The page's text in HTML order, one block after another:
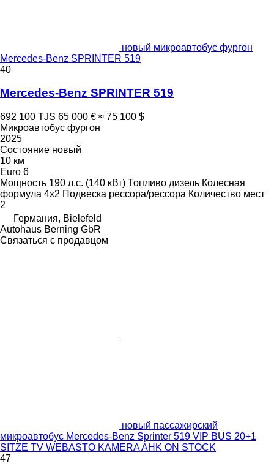
новый микроавтобус фургон
Mercedes-Benz SPRINTER 519
40
Mercedes-Benz SPRINTER 519
692 100 TJS 65 000 € ≈ 75 100 $
Микроавтобус фургон
2025
Состояние новый
10 км
Euro 6
Мощность 190 л.с. (140 кВт) Топливо дизель Колесная
формула 4x2 Подвеска рессора/рессора Количество мест
2
Германия, Bielefeld
Autohaus Berning GbR
Связаться с продавцом
новый пассажирский
микроавтобус Mercedes-Benz Sprinter 519 VIP BUS 20+1
SITZE TV WEBASTO KAMERA AHK ON STOCK
47